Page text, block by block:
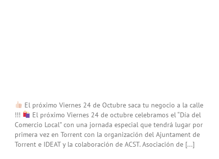
El próximo Viernes 24 de Octubre saca tu negocio a la calle
!!!
El próximo Viernes 24 de octubre celebramos el “Día del
Comercio Local” con una jornada especial que tendrá lugar por
primera vez en Torrent con la organización del Ajuntament de
Torrent e IDEAT y la colaboración de ACST. Asociación de [...]